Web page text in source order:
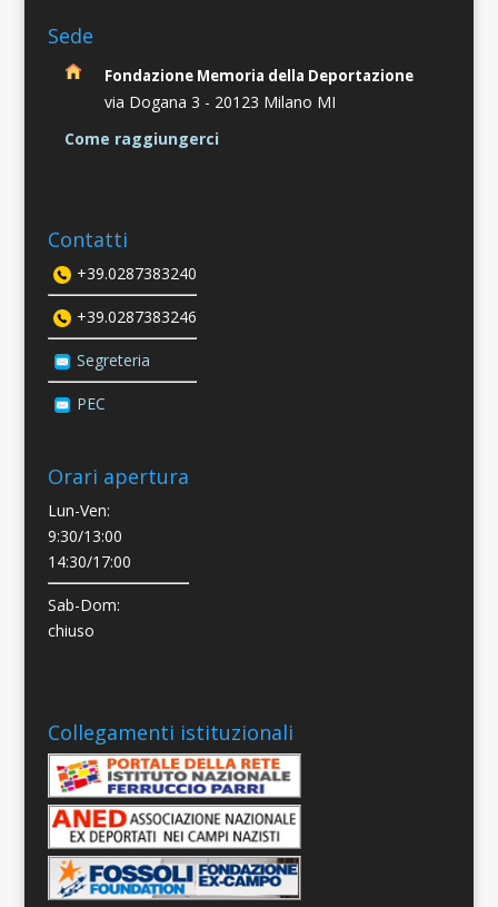
Sede
Fondazione Memoria della Deportazione
via Dogana 3 - 20123 Milano MI
Come raggiungerci
Contatti
+39.0287383240
+39.0287383246
Segreteria
PEC
Orari apertura
Lun-Ven:
9:30/13:00
14:30/17:00
Sab-Dom:
chiuso
Collegamenti istituzionali